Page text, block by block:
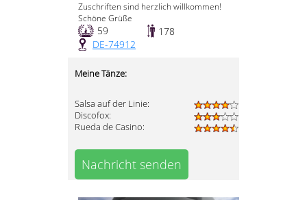
Zuschriften sind herzlich willkommen!
Schöne Grüße
59
178
DE-74912
Meine Tänze:
Salsa auf der Linie:
Discofox:
Rueda de Casino:
Nachricht senden